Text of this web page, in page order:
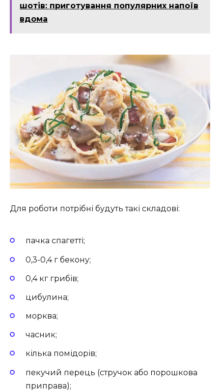
шотів: приготування популярних напоїв
вдома
Для роботи потрібні будуть такі складові:
пачка спагетті;
0,3-0,4 г бекону;
0,4 кг грибів;
цибулина;
морква;
часник;
кілька помідорів;
пекучий перець (стручок або порошкова
приправа);